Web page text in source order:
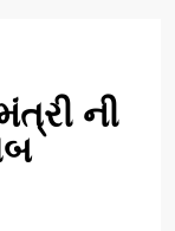
ની